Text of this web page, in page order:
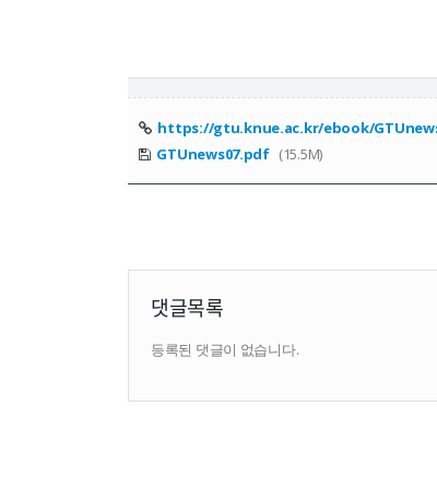
https://gtu.knue.ac.kr/ebook/
GTUnews07.pdf(15.5M)
댓글목록
등록된 댓글이 없습니다.